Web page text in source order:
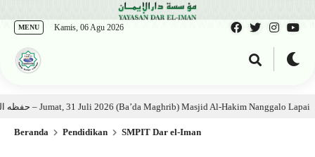
MENU Kamis, 06 Agu 2026
Kajian Kitab: Ustadz Al Munawwir, Lc حفظه الله – Jumat, 31 Juli 2026 (Ba’da Maghrib) Masjid Al-Hakim Nanggalo Lapai
Beranda Pendidikan SMPIT Dar el-Iman